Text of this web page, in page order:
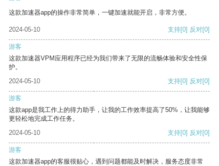
这款加速器app的操作非常简单，一键加速就能开启，非常方便。
2024-05-10 支持[0] 反对[0]
游客
这款加速器VPM应用程序已经为我们带来了无限的流畅体验和安全性保
护。
2024-05-10
支持[0] 反对[0]
游客
这款app是我工作上的得力助手，让我的工作效率提高了50%，让我能够
更轻松地完成工作任务。
2024-05-10
支持[0] 反对[0]
游客
这款加速器app的客服很贴心，遇到问题都能及时解决，服务态度非常